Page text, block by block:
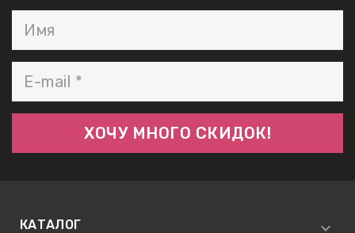
КАТАЛОГ